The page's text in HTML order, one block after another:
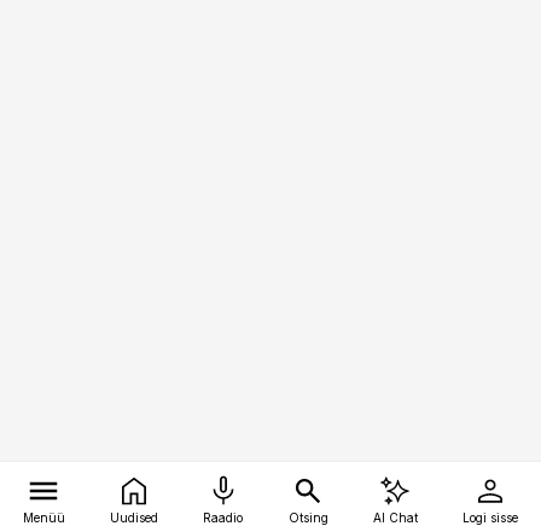
Menüü Uudised Raadio Otsing AI Chat Logi sisse